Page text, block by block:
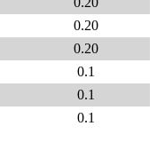
0.20
0.20
0.1
0.1
0.1